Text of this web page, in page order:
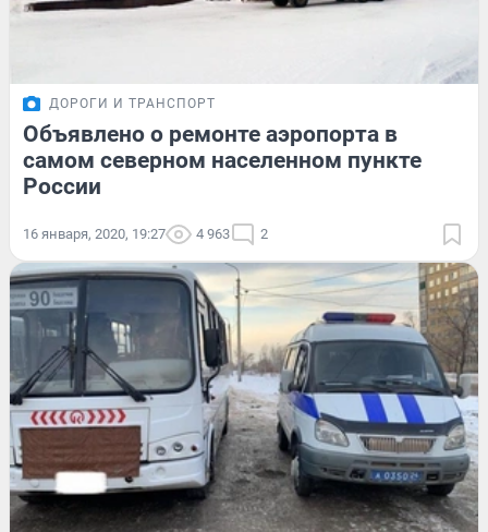
ДОРОГИ И ТРАНСПОРТ
Объявлено о ремонте аэропорта в
самом северном населенном пункте
России
16 января, 2020, 19:27 4 963 2